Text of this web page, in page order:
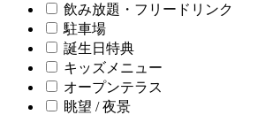
飲み放題・フリードリンク
駐車場
誕生日特典
キッズメニュー
オープンテラス
眺望 / 夜景